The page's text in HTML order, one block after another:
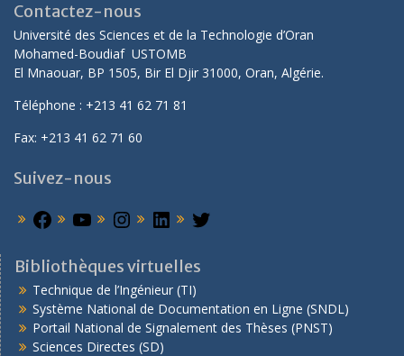
Contactez-nous
Université des Sciences et de la Technologie d’Oran
Mohamed-Boudiaf USTOMB
El Mnaouar, BP 1505, Bir El Djir 31000, Oran, Algérie.
Téléphone : +213 41 62 71 81
Fax: +213 41 62 71 60
Suivez-nous
Bibliothèques virtuelles
Technique de l’Ingénieur (TI)
Système National de Documentation en Ligne (SNDL)
Portail National de Signalement des Thèses (PNST)
Sciences Directes (SD)